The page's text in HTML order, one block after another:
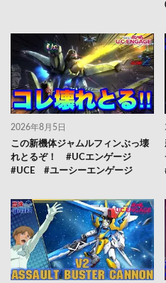
2026年8月5日
この新機体ジャムルフィンぶっ壊
れとるぞ！ #UCエンゲージ
#UCE #ユーシーエンゲージ